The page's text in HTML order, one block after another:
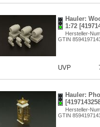
Hauler:
1:72
Hersteller-
GTIN
UVP
Hauler:
Hersteller-
GTIN